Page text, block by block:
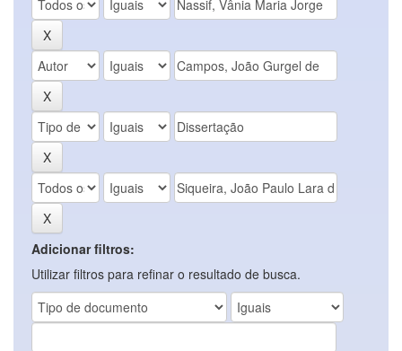
Adicionar filtros:
Utilizar filtros para refinar o resultado de busca.